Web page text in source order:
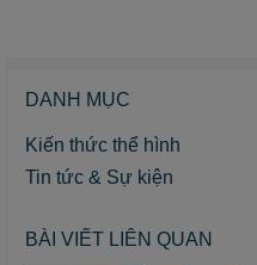
DANH MỤC
Kiến thức thể hình
Tin tức & Sự kiện
BÀI VIẾT LIÊN QUAN